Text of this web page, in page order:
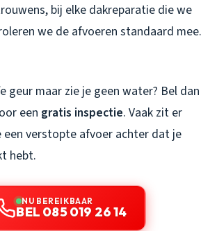
bij elke dakreparatie die we
we de afvoeren standaard mee.
geur maar zie je geen water? Bel dan
een gratis inspectie. Vaak zit er
een verstopte afvoer achter dat je
hebt.
NU BEREIKBAAR
BEL 085 019 26 14